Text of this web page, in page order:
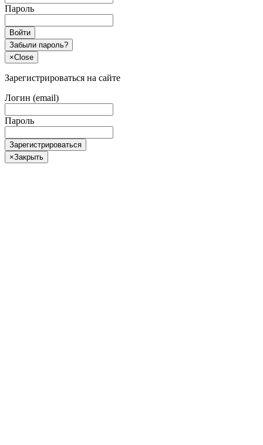
Пароль
Войти
Забыли пароль?
×Close
Зарегистрироваться на сайте
Логин (email)
Пароль
Зарегистрироваться
×Закрыть